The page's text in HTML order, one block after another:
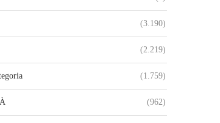
(3.190)
(2.219)
(1.759)
(962)